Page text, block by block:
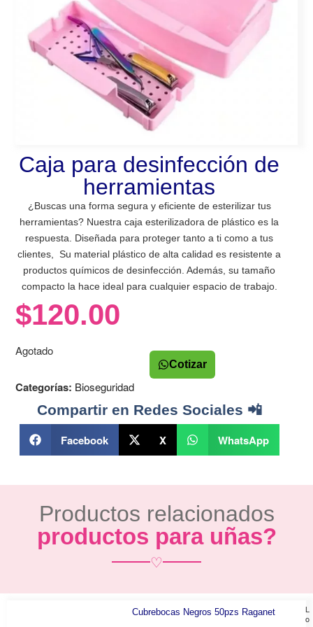
Caja para desinfección de
herramientas
¿Buscas una forma segura y eficiente de esterilizar tus
herramientas? Nuestra caja esterilizadora de plástico es la
respuesta. Diseñada para proteger tanto a ti como a tus
clientes, Su material plástico de alta calidad es resistente a
productos químicos de desinfección. Además, su tamaño
compacto la hace ideal para cualquier espacio de trabajo.
$120.00
Agotado
Cotizar
Categorías: Bioseguridad
Compartir en Redes Sociales 📲
Facebook X WhatsApp
Productos relacionados
productos para uñas?
♡
Cubrebocas Negros 50pzs Raganet
L
o